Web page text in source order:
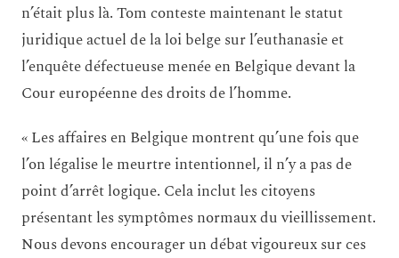
n’était plus là. Tom conteste maintenant le statut
juridique actuel de la loi belge sur l’euthanasie et
l’enquête défectueuse menée en Belgique devant la
Cour européenne des droits de l’homme.
« Les affaires en Belgique montrent qu’une fois que
l’on légalise le meurtre intentionnel, il n’y a pas de
point d’arrêt logique. Cela inclut les citoyens
présentant les symptômes normaux du vieillissement.
Nous devons encourager un débat vigoureux sur ces